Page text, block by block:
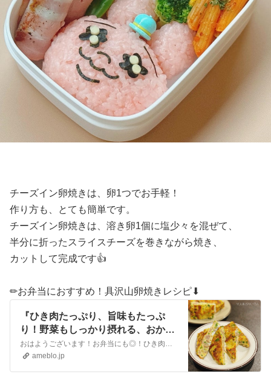
チーズイン卵焼きは、卵1つでお手軽！
作り方も、とても簡単です。
チーズイン卵焼きは、溶き卵1個に塩少々を混ぜて、
半分に折ったスライスチーズを巻きながら焼き、
カットして完成です👍
✏︎お弁当におすすめ！具沢山卵焼きレシピ⬇︎
『ひき肉たっぷり、旨味もたっぷ
り！野菜もしっかり摂れる、おかず
になる卵焼きレシピ！』
おはようございます！お弁当にも◎！ひき肉とピーマンのオムレツレシピ♪ひき肉たっぷり、旨味たっぷりオムレツです！ひき肉を入れると、どこを食べてもお肉を感じられて…
ameblo.jp